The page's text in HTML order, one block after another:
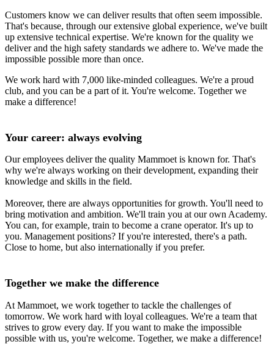
Customers know we can deliver results that often seem impossible.
That's because, through our extensive global experience, we've built
up extensive technical expertise. We're known for the quality we
deliver and the high safety standards we adhere to. We've made the
impossible possible more than once.
We work hard with 7,000 like-minded colleagues. We're a proud
club, and you can be a part of it. You're welcome. Together we
make a difference!
Your career: always evolving
Our employees deliver the quality Mammoet is known for. That's
why we're always working on their development, expanding their
knowledge and skills in the field.
Moreover, there are always opportunities for growth. You'll need to
bring motivation and ambition. We'll train you at our own Academy.
You can, for example, train to become a crane operator. It's up to
you. Management positions? If you're interested, there's a path.
Close to home, but also internationally if you prefer.
Together we make the difference
At Mammoet, we work together to tackle the challenges of
tomorrow. We work hard with loyal colleagues. We're a team that
strives to grow every day. If you want to make the impossible
possible with us, you're welcome. Together, we make a difference!